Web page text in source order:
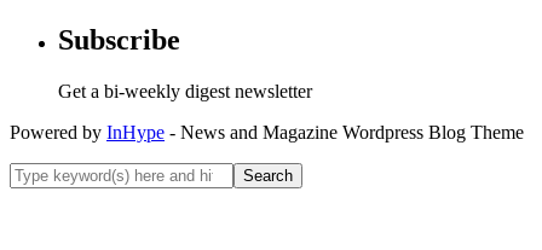
Subscribe
Get a bi-weekly digest newsletter
Powered by InHype - News and Magazine Wordpress Blog Theme